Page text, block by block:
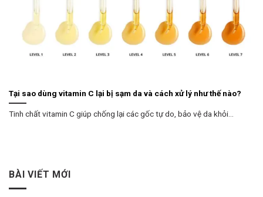
Tại sao dùng vitamin C lại bị sạm da và cách xử lý như thế nào?
Tinh chất vitamin C giúp chống lại các gốc tự do, bảo vệ da khỏi...
BÀI VIẾT MỚI